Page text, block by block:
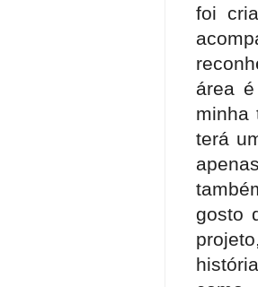
foi
área
minha
terá
gosto